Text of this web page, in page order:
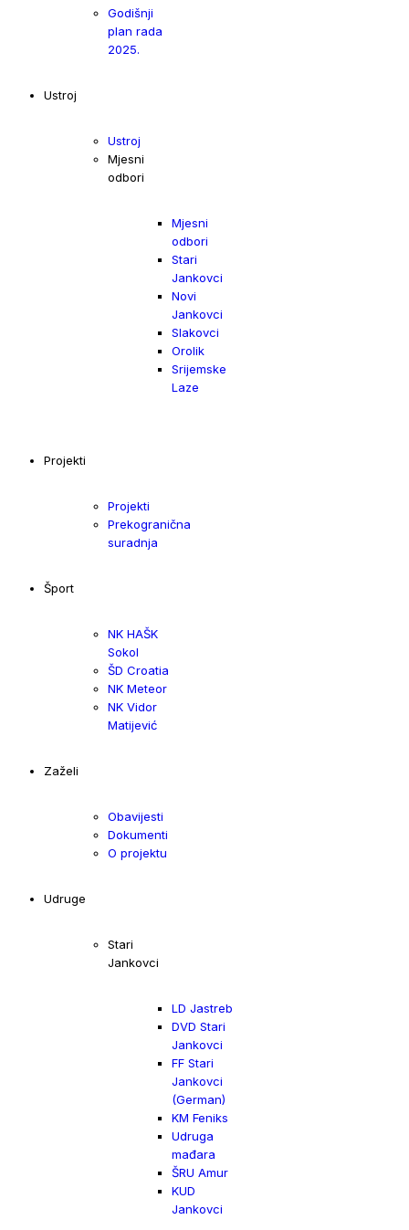
Godišnji
plan rada
2025.
Ustroj
Ustroj
Mjesni
odbori
Mjesni
odbori
Stari
Jankovci
Novi
Jankovci
Slakovci
Orolik
Srijemske
Laze
Projekti
Projekti
Prekogranična
suradnja
Šport
NK HAŠK
Sokol
ŠD Croatia
NK Meteor
NK Vidor
Matijević
Zaželi
Obavijesti
Dokumenti
O projektu
Udruge
Stari
Jankovci
LD Jastreb
DVD Stari
Jankovci
FF Stari
Jankovci
(German)
KM Feniks
Udruga
mađara
ŠRU Amur
KUD
Jankovci